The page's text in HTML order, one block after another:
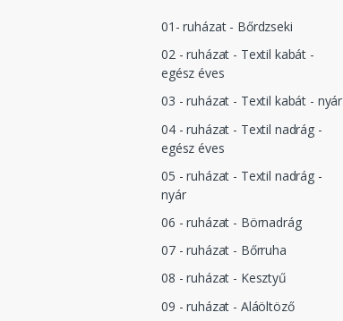
01- ruházat - Bőrdzseki
02 - ruházat - Textil kabát -
egész éves
03 - ruházat - Textil kabát - nyár
04 - ruházat - Textil nadrág -
egész éves
05 - ruházat - Textil nadrág -
nyár
06 - ruházat - Börnadrág
07 - ruházat - Bőrruha
08 - ruházat - Kesztyű
09 - ruházat - Aláöltöző